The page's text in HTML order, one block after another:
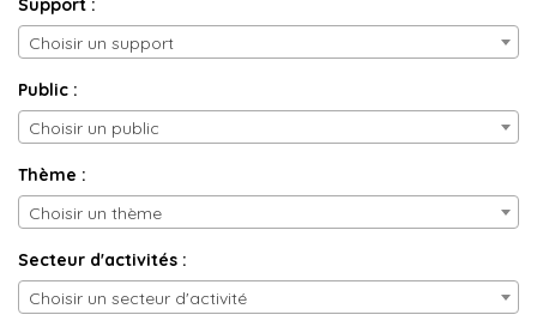
Support :
Choisir un support
Public :
Choisir un public
Thème :
Choisir un thème
Secteur d'activités :
Choisir un secteur d'activité